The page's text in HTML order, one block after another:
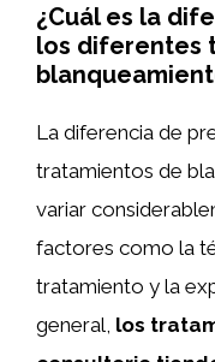
¿Cuál es la
los diferentes
La diferencia de
tratamientos de
variar
factores como la
tratamiento y la
general, los